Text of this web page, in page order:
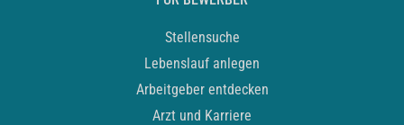
Stellensuche
Lebenslauf anlegen
Arbeitgeber entdecken
Arzt und Karriere